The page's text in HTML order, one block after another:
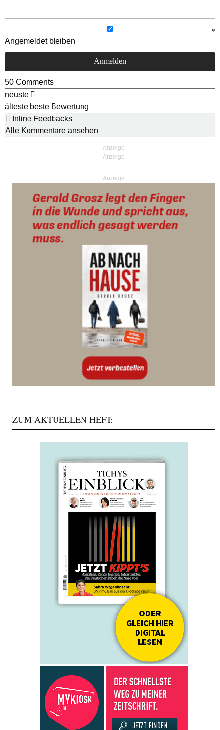
Angemeldet bleiben
50 Comments
neuste
älteste beste Bewertung
Inline Feedbacks
Alle Kommentare ansehen
Anzeige
ZUM AKTUELLEN HEFT: